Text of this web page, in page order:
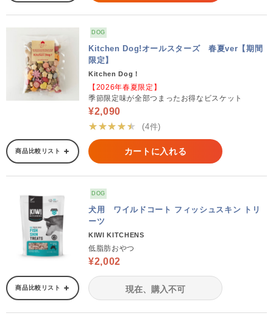
DOG
Kitchen Dog!オールスターズ 春夏ver【期間
限定】
Kitchen Dog！
【2026年春夏限定】
季節限定味が全部つまったお得なビスケット
¥2,090
★★★★★
(4件)
商品比較リスト カートに入れる
DOG
犬用 ワイルドコート フィッシュスキン トリ
ーツ
KIWI KITCHENS
低脂肪おやつ
¥2,002
商品比較リスト 現在、購入不可